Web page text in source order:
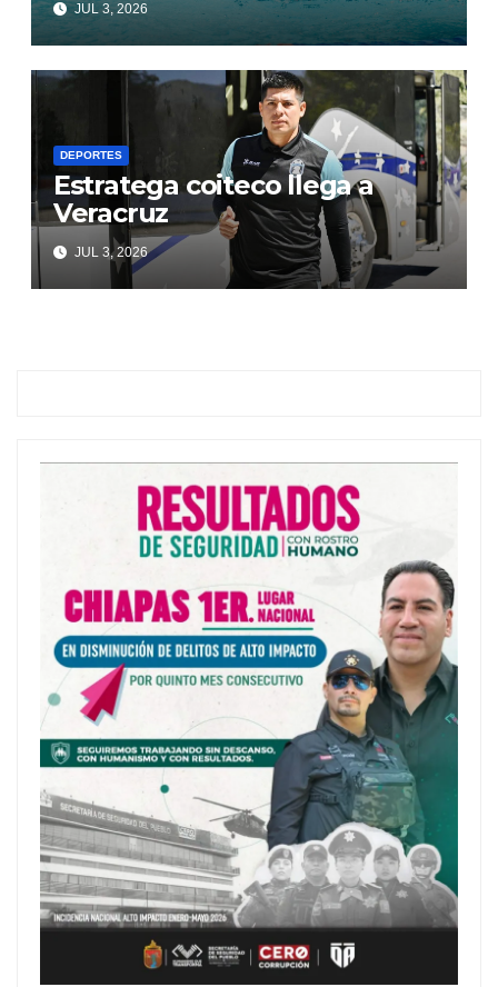
JUL 3, 2026
DEPORTES
Estratega coiteco llega a
Veracruz
JUL 3, 2026